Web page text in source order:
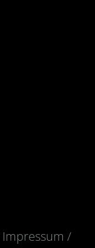
Impressum /